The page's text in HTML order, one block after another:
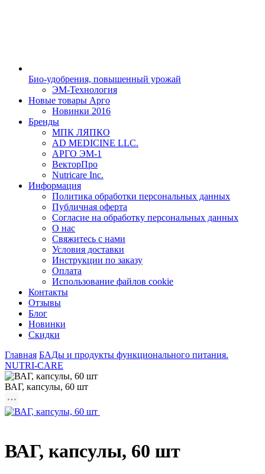
Био-удобрения, повышенный урожай
ЭМ-Технология
Новые товары Арго
Новинки 2016
Бренды
МПК ЛЯПКО
AD MEDICINE LLC.
АРГО ЭМ-1
ВекторПро
Nutricare Inc.
Информация
Политика обработки персональных данных
Публичная оферта
Согласие на обработку персональных данных
О нас
Свяжитесь с нами
Условия доставки
Инструкции по заказу
Оплата
Использование файлов cookie
Контакты
Отзывы
Блог
Новинки
Скидки
Главная БАДы и продукты функционального питания.
NUTRI-CARE
ВАГ, капсулы, 60 шт
ВАГ, капсулы, 60 шт